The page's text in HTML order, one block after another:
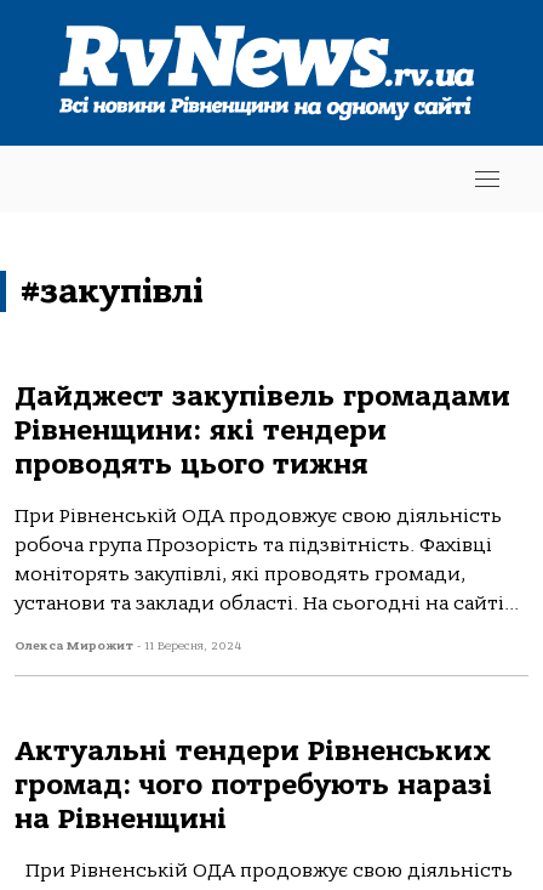
#закупівлі
Дайджест закупівель громадами
Рівненщини: які тендери
проводять цього тижня
При Рівненській ОДА продовжує свою діяльність
робоча група Прозорість та підзвітність. Фахівці
моніторять закупівлі, які проводять громади,
установи та заклади області. На сьогодні на сайті...
Олекса Мирожит - 11 Вересня, 2024
Актуальні тендери Рівненських
громад: чого потребують наразі
на Рівненщині
При Рівненській ОДА продовжує свою діяльність